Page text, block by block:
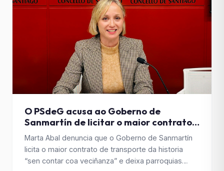
O PSdeG acusa ao Goberno de
Sanmartín de licitar o maior contrato
de transporte sen diálogo coa
veciñanza
Marta Abal denuncia que o Goberno de Sanmartín
licita o maior contrato de transporte da historia
“sen contar coa veciñanza” e deixa parroquias